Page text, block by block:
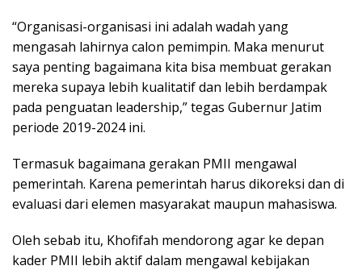
“Organisasi-organisasi ini adalah wadah yang
mengasah lahirnya calon pemimpin. Maka menurut
saya penting bagaimana kita bisa membuat gerakan
mereka supaya lebih kualitatif dan lebih berdampak
pada penguatan leadership,” tegas Gubernur Jatim
periode 2019-2024 ini.
Termasuk bagaimana gerakan PMII mengawal
pemerintah. Karena pemerintah harus dikoreksi dan di
evaluasi dari elemen masyarakat maupun mahasiswa.
Oleh sebab itu, Khofifah mendorong agar ke depan
kader PMII lebih aktif dalam mengawal kebijakan